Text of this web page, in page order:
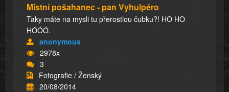
Místní pošahanec - pan Vyhulpéro
Taky máte na mysli tu přerostlou čubku?! HO HO
HÓÓÓ.
anonymous
2978x
3
Fotografie / Ženský
20/08/2014